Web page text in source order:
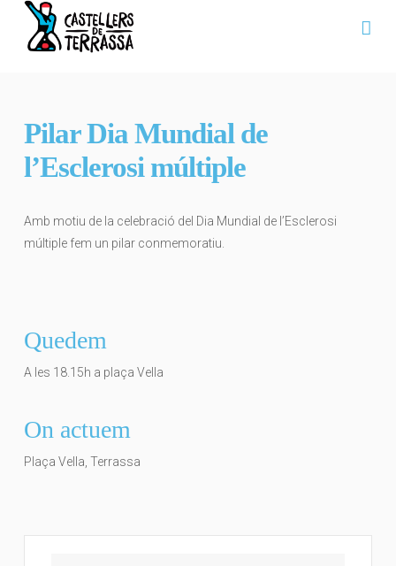
Pilar Dia Mundial de
l’Esclerosi múltiple
Amb motiu de la celebració del Dia Mundial de l’Esclerosi
múltiple fem un pilar conmemoratiu.
Quedem
A les 18.15h a plaça Vella
On actuem
Plaça Vella, Terrassa